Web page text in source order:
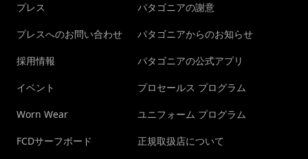
プレス
プレスへのお問い合わせ
採用情報
イベント
Worn Wear
FCDサーフボード
パタゴニアの謝意
パタゴニアからのお知らせ
パタゴニアの公式アプリ
プロセールス プログラム
ユニフォーム プログラム
正規取扱店について